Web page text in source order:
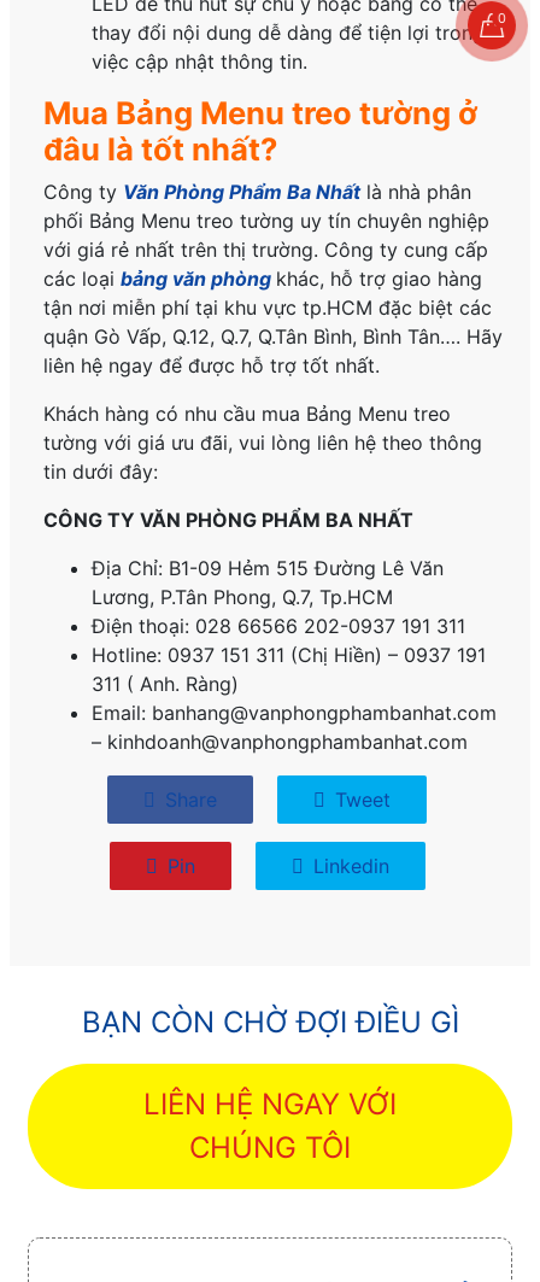
thay đổi nội dung dễ dàng để tiện lợi trong
việc cập nhật thông tin.
Mua Bảng Menu treo tường ở
đâu là tốt nhất?
Công ty Văn Phòng Phẩm Ba Nhấtlà nhà phân
phối Bảng Menu treo tường uy tín chuyên nghiệp
với giá rẻ nhất trên thị trường. Công ty cung cấp
các loạibảng văn phòng khác, hỗ trợ giao hàng
tận nơi miễn phí tại khu vực tp.HCM đặc biệt các
quận Gò Vấp, Q.12, Q.7, Q.Tân Bình, Bình Tân…. Hãy
liên hệ ngay để được hỗ trợ tốt nhất.
Khách hàng có nhu cầu mua Bảng Menu treo
tường với giá ưu đãi, vui lòng liên hệ theo thông
tin dưới đây:
CÔNG TY VĂN PHÒNG PHẨM BA NHẤT
Địa Chỉ: B1-09 Hẻm 515 Đường Lê Văn
Lương, P.Tân Phong, Q.7, Tp.HCM
Điện thoại: 028 66566 202-0937 191 311
Hotline: 0937 151 311 (Chị Hiền) – 0937 191
311 ( Anh. Ràng)
Email: banhang@vanphongphambanhat.com
– kinhdoanh@vanphongphambanhat.com
Share Tweet
Pin Linkedin
BẠN CÒN CHỜ ĐỢI ĐIỀU GÌ
LIÊN HỆ NGAY VỚI
CHÚNG TÔI
0